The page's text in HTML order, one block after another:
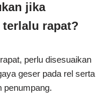
jika
terlalu rapat?
perlu disesuaikan
geser pada rel serta
penumpang.